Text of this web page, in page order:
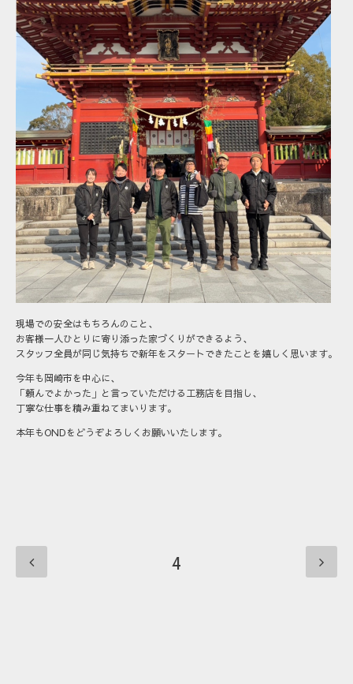
現場での安全はもちろんのこと、
お客様一人ひとりに寄り添った家づくりができるよう、
スタッフ全員が同じ気持ちで新年をスタートできたことを嬉しく思います。
今年も岡崎市を中心に、
「頼んでよかった」と言っていただける工務店を目指し、
丁寧な仕事を積み重ねてまいります。
本年もONDをどうぞよろしくお願いいたします。
4